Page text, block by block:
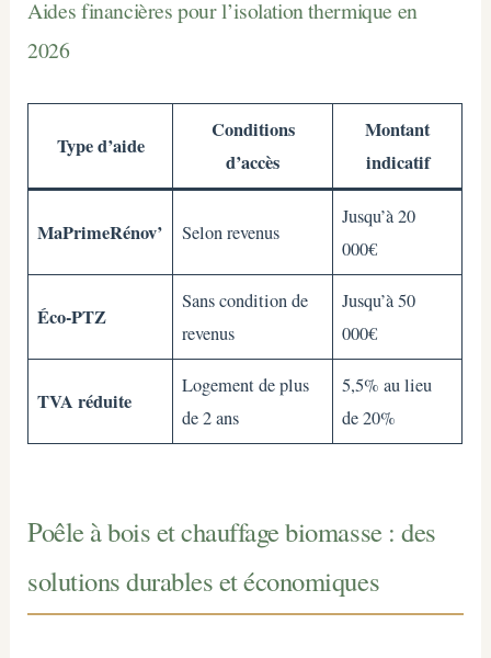
Aides financières pour l’isolation thermique en
2026
Type d’aide
Conditions
d’accès
Montant
indicatif
MaPrimeRénov’ Selon revenus
Jusqu’à 20
000€
Éco-PTZ
Sans condition de
revenus
Jusqu’à 50
000€
TVA réduite
Logement de plus
de 2 ans
5,5% au lieu
de 20%
Poêle à bois et chauffage biomasse : des
solutions durables et économiques